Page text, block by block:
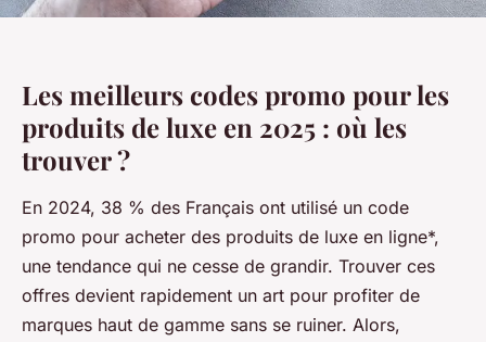
Les meilleurs codes promo pour les
produits de luxe en 2025 : où les
trouver ?
En 2024, 38 % des Français ont utilisé un code
promo pour acheter des produits de luxe en ligne*,
une tendance qui ne cesse de grandir. Trouver ces
offres devient rapidement un art pour profiter de
marques haut de gamme sans se ruiner. Alors,